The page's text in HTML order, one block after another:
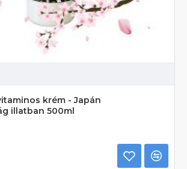
krém - Japán
illatban 500ml